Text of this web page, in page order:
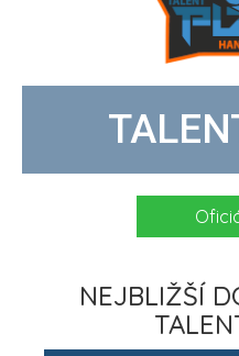
NEJBLIŽŠÍ